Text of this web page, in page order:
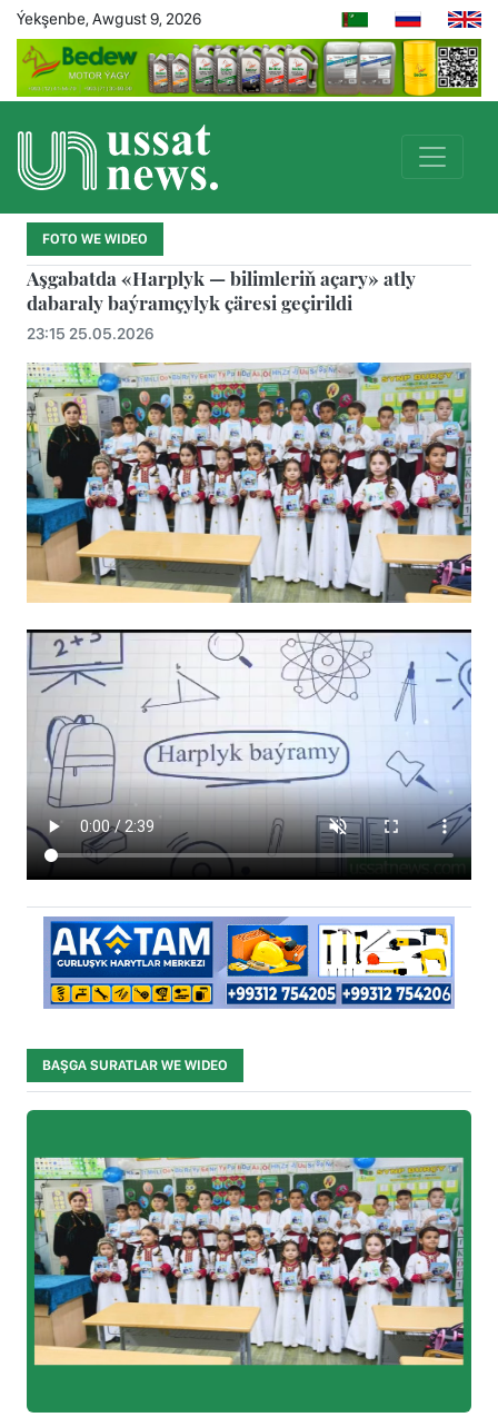
Ýekşenbe, Awgust 9, 2026
FOTO WE WIDEO
Aşgabatda «Harplyk — bilimleriň açary» atly
dabaraly baýramçylyk çäresi geçirildi
23:15 25.05.2026
BAŞGA SURATLAR WE WIDEO